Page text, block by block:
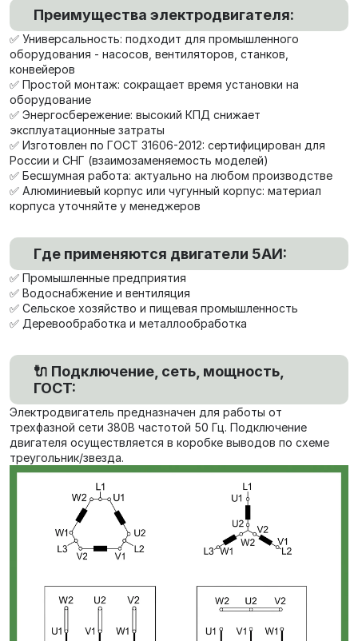
Преимущества электродвигателя:
✅ Универсальность: подходит для промышленного
оборудования - насосов, вентиляторов, станков,
конвейеров
✅ Простой монтаж: сокращает время установки на
оборудование
✅ Энергосбережение: высокий КПД снижает
эксплуатационные затраты
✅ Изготовлен по ГОСТ 31606-2012: сертифицирован для
России и СНГ (взаимозаменяемость моделей)
✅ Бесшумная работа: актуально на любом производстве
✅ Алюминиевый корпус или чугунный корпус: материал
корпуса уточняйте у менеджеров
Где применяются двигатели 5АИ:
✅ Промышленные предприятия
✅ Водоснабжение и вентиляция
✅ Сельское хозяйство и пищевая промышленность
✅ Деревообработка и металлообработка
🔌 Подключение, сеть, мощность,
ГОСТ:
Электродвигатель предназначен для работы от
трехфазной сети 380В частотой 50 Гц. Подключение
двигателя осуществляется в коробке выводов по схеме
треугольник/звезда.